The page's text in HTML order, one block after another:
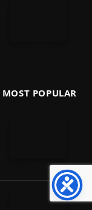
MOST POPULAR